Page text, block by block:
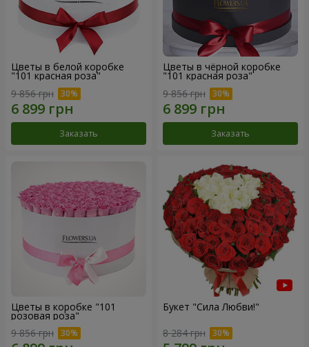
Цветы в белой коробке
"101 красная роза"
9 856 грн
Заказать
Цветы в чёрной коробке
"101 красная роза"
9 856 грн
Заказать
Цветы в коробке "101
розовая роза"
9 856 грн
Букет "Сила Любви!"
8 284 грн